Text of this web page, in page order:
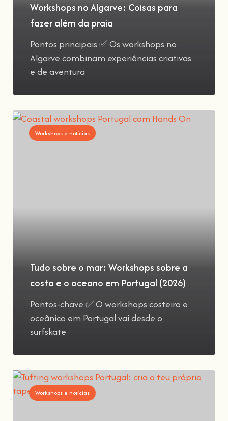
Workshops no Algarve: Coisas para
fazer além da praia
Pontos principais ✅ Os workshops no
Algarve combinam experiências criativas
e de aventura
Workshops e notícias
Tudo sobre o mar: Workshops sobre a
costa e o oceano em Portugal (2026)
Pontos-chave ✅ O workshops costeiro e
oceânico em Portugal vai desde o
surfskate
Workshops e notícias